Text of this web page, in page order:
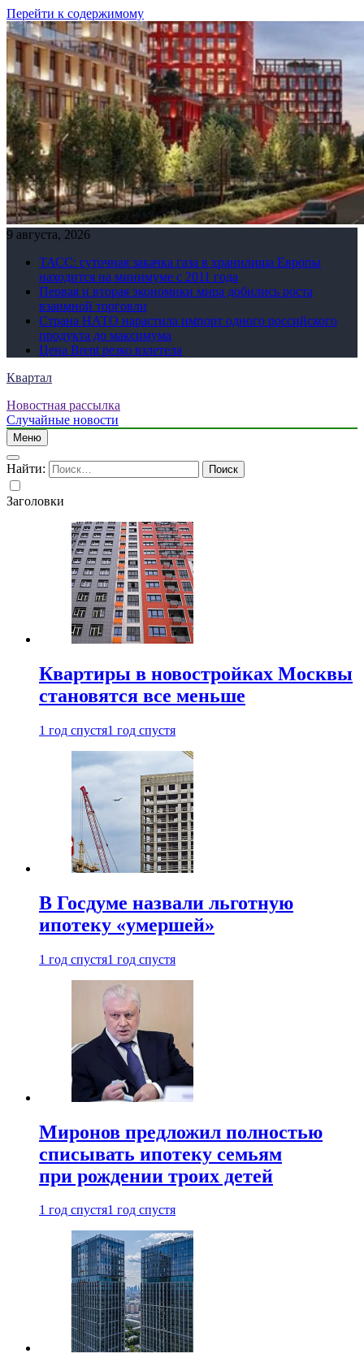
Перейти к содержимому
9 августа, 2026
ТАСС: суточная закачка газа в хранилища Европы
находится на минимуме с 2011 года
Первая и вторая экономики мира добились роста
взаимной торговли
Страна НАТО нарастила импорт одного российского
продукта до максимума
Цена Brent резко взлетела
Квартал
Новостная рассылка
Случайные новости
Меню
Найти:
Заголовки
Квартиры в новостройках Москвы
становятся все меньше
1 год спустя1 год спустя
В Госдуме назвали льготную
ипотеку «умершей»
1 год спустя1 год спустя
Миронов предложил полностью
списывать ипотеку семьям
при рождении троих детей
1 год спустя1 год спустя